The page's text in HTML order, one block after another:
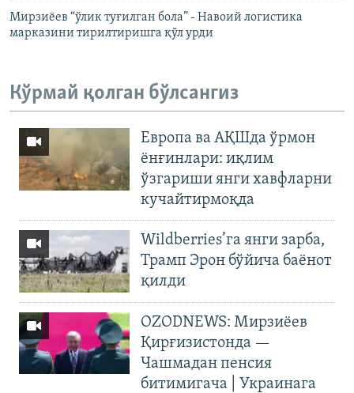
Мирзиëев “ўлик туғилган бола” - Навоий логистика
марказини тирилтиришга қўл урди
Кўрмай қолган бўлсангиз
Европа ва АҚШда ўрмон
ёнғинлари: иқлим
ўзгариши янги хавфларни
кучайтирмоқда
Wildberries’га янги зарба,
Трамп Эрон бўйича баёнот
қилди
OZODNEWS: Мирзиёев
Қирғизистонда —
Чашмадан пенсия
битимигача | Украинага